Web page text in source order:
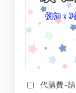
代購費-